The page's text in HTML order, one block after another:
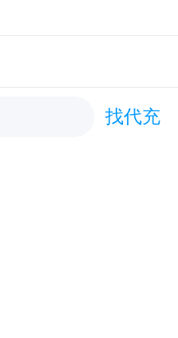
找代充